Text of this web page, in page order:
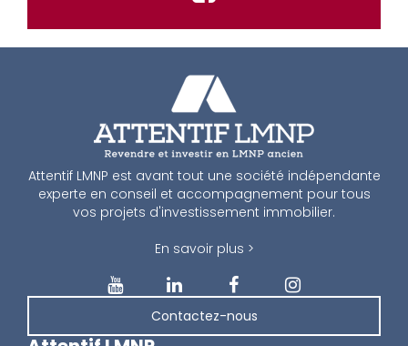
Attentif LMNP est avant tout une société indépendante
experte en conseil et accompagnement pour tous
vos projets d'investissement immobilier.
En savoir plus >
Contactez-nous